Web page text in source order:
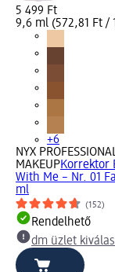
5 499 Ft
9,6 ml (572,81 Ft /
+6
NYX
MAKEUPKorrektor
With Me – Nr. 01
ml
(152)
Rendelhető
dm üzlet